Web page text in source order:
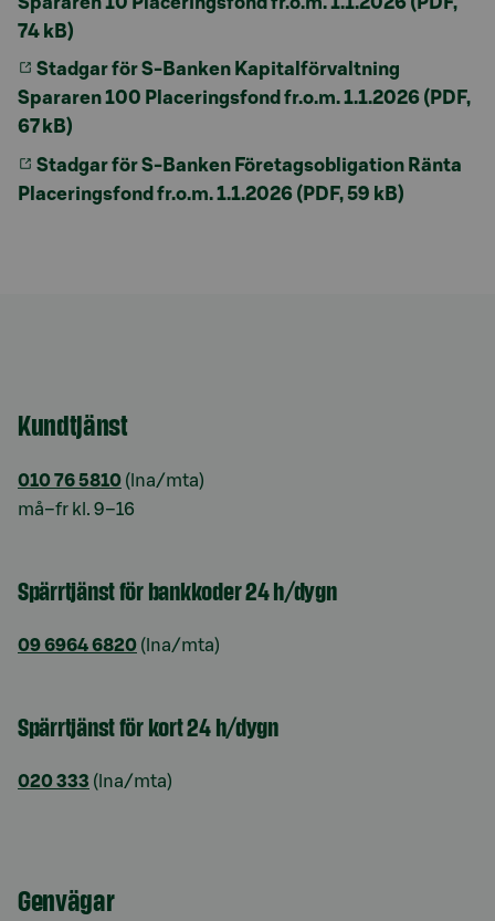
74 kB)
Stadgar för S-Banken Kapitalförvaltning
Spararen 100 Placeringsfond fr.o.m. 1.1.2026 (PDF,
67 kB)
Stadgar för S-Banken Företagsobligation Ränta
Placeringsfond fr.o.m. 1.1.2026 (PDF, 59 kB)
Kundtjänst
010 76 5810 (lna/mta)
må–fr kl. 9–16
Spärrtjänst för bankkoder 24 h/dygn
09 6964 6820 (lna/mta)
Spärrtjänst för kort 24 h/dygn
020 333 (lna/mta)
Genvägar